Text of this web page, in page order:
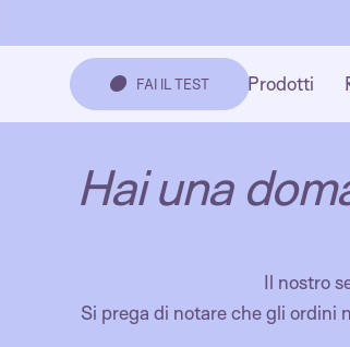
FAI IL TEST Prodotti
Hai una
Il nostro
Si prega di notare che gli ordini